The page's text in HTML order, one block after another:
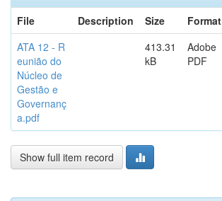
File
Description Size
Format
ATA 12 - R
eunião do
Núcleo de
Gestão e
Governanç
a.pdf
413.31
kB
Adobe
PDF
Show full item record